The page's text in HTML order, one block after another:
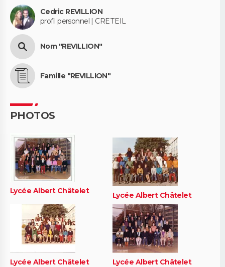
Cedric REVILLION
profil personnel | CRETEIL
Nom "REVILLION"
Famille "REVILLION"
PHOTOS
Lycée Albert Châtelet Lycée Albert Châtelet
Lycée Albert Châtelet Lycée Albert Châtelet